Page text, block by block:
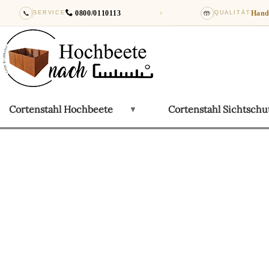
📞 SERVICE 0800/0110113 🤲 QUALITÄT
Cortenstahl Hochbeete ▼ Cortenstahl